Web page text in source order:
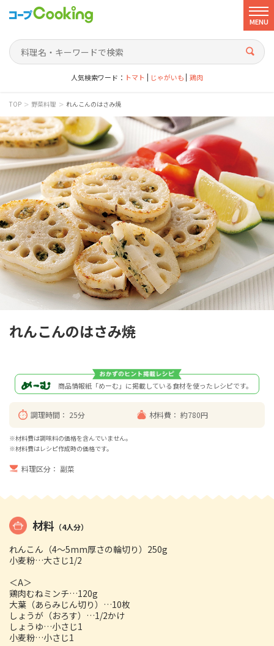
MENU
人気検索ワード： トマト じゃがいも 鶏肉
TOP > 野菜料理 > れんこんのはさみ焼
れんこんのはさみ焼
商品情報紙「めーむ」に掲載している食材を使ったレシピです。
調理時間： 25分 材料費： 約780円
※材料費は調味料の価格を含んでいません。
※材料費はレシピ作成時の価格です。
料理区分： 副菜
材料 （4人分）
れんこん（4～5mm厚さの輪切り）250g
小麦粉…大さじ1/2
＜A＞
鶏肉むねミンチ…120g
大葉（あらみじん切り）…10枚
しょうが（おろす）…1/2かけ
しょうゆ…小さじ1
小麦粉…小さじ1